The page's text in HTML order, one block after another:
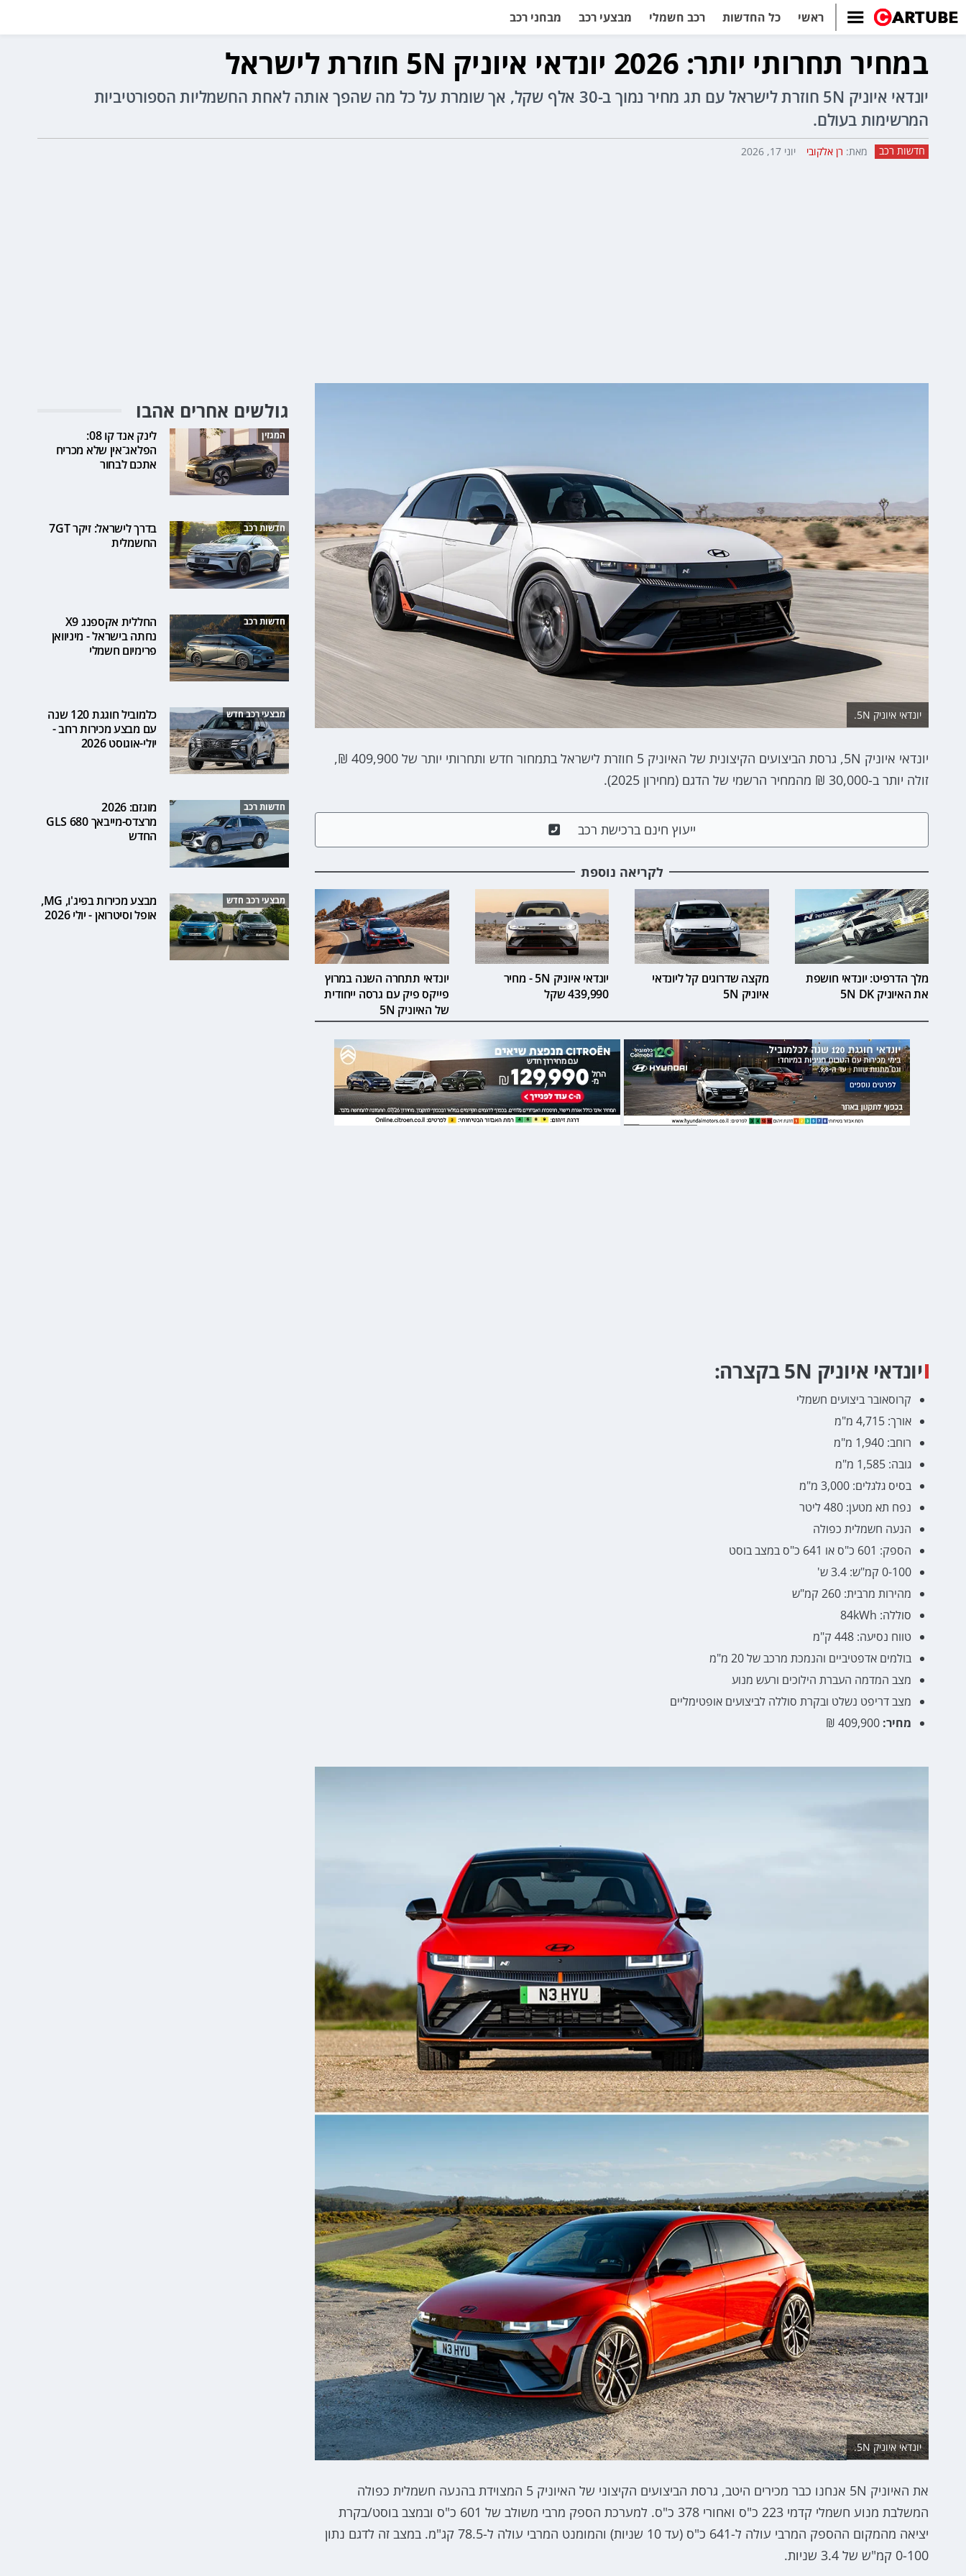
ראשי כל החדשות רכב חשמלי מבצעי רכב מבחני רכב
במחיר תחרותי יותר: 2026 יונדאי איוניק 5N חוזרת לישראל
יונדאי איוניק 5N חוזרת לישראל עם תג מחיר נמוך ב-30 אלף שקל, אך שומרת על כל מה שהפך אותה לאחת החשמליות הספורטיביות
המרשימות בעולם.
חדשות רכב מאת: רן אלקובי יוני 17, 2026
יונדאי איוניק 5N.
יונדאי איוניק 5N, גרסת הביצועים הקיצונית של האיוניק 5 חוזרת לישראל בתמחור חדש ותחרותי יותר של 409,900 ₪,
זולה יותר ב-30,000 ₪ מהמחיר הרשמי של הדגם (מחירון 2025).
ייעוץ חינם ברכישת רכב
לקריאה נוספת
מלך הדרפיט: יונדאי חושפת
את האיוניק 5N DK
מקצה שדרוגים קל ליונדאי
איוניק 5N
יונדאי איוניק 5N - מחיר
439,990 שקל
יונדאי תתחרה השנה במרוץ
פייקס פיק עם גרסה ייחודית
של האיוניק 5N
יונדאי איוניק 5N בקצרה:
קרוסאובר ביצועים חשמלי
אורך: 4,715 מ"מ
רוחב: 1,940 מ"מ
גובה: 1,585 מ"מ
בסיס גלגלים: 3,000 מ"מ
נפח תא מטען: 480 ליטר
הנעה חשמלית כפולה
הספק: 601 כ"ס או 641 כ"ס במצב בוסט
0-100 קמ"ש: 3.4 ש'
מהירות מרבית: 260 קמ"ש
סוללה: 84kWh
טווח נסיעה: 448 ק"מ
בולמים אדפטיביים והנמכת מרכב של 20 מ"מ
מצב המדמה העברת הילוכים ורעש מנוע
מצב דריפט נשלט ובקרת סוללה לביצועים אופטימליים
מחיר:
יונדאי איוניק 5N.
את האיוניק 5N אנחנו כבר מכירים היטב, גרסת הביצועים הקיצוני של האיוניק 5 המצוידת בהנעה חשמלית כפולה
המשלבת מנוע חשמלי קדמי 223 כ"ס ואחורי 378 כ"ס. למערכת הספק מרבי משולב של 601 כ"ס ובמצב בוסט/בקרת
יציאה מהמקום ההספק המרבי עולה ל-641 כ"ס (עד 10 שניות) והמומנט המרבי עולה ל-78.5 קג"מ. במצב זה לדגם נתון
0-100 קמ"ש של 3.4 שניות.
גולשים אחרים אהבו
המגזין
לינק אנד קו 08:
הפלאג־אין שלא מכריח
אתכם לבחור
חדשות רכב
בדרך לישראל: זיקר 7GT
החשמלית
חדשות רכב
החללית אקספנג X9
נחתה בישראל - מיניוואן
פרימיום חשמלי
מבצעי רכב חדש
כלמוביל חוגגת 120 שנה
עם מבצע מכירות רחב -
יולי-אוגוסט 2026
חדשות רכב
מוגזם: 2026
מרצדס-מייבאך GLS 680
החדש
מבצעי רכב חדש
מבצע מכירות בפיג'ו, MG,
אופל וסיטרואן - יולי 2026